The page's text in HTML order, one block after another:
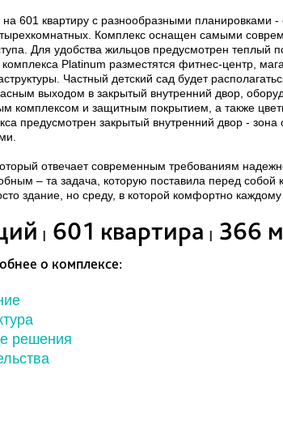
на 601 квартиру с разнообразными планировками
Комплекс оснащен самыми
Для удобства жильцов предусмотрен теплый
Platinum разместятся фитнес-центр,
Частный детский сад будет
выходом в закрытый внутренний двор,
комплексом и защитным покрытием, а также
предусмотрен закрытый внутренний двор -
отвечает современным требованиям
– та задача, которую поставила перед
здание, но среду, в которой комфортно
601 квартира 366
о комплексе:
решения